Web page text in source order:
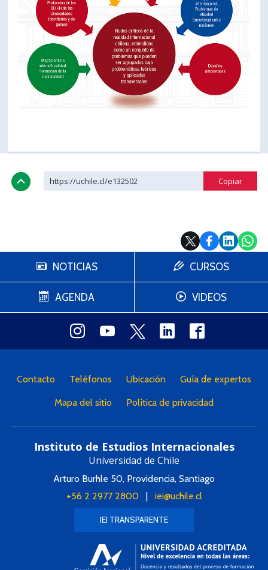
https://uchile.cl/e132502
NOTICIAS
AGENDA
CURSOS
VIDEOS
Contacto Teléfonos Ubicación Guía de expertos
Mapa del sitio Política de privacidad
Instituto de Estudios Internacionales
Universidad de Chile
Arturo Burhle 50, Providencia, Santiago
+56 2 2977 2800| iei@uchile.cl
IEI TRANSPARENTE